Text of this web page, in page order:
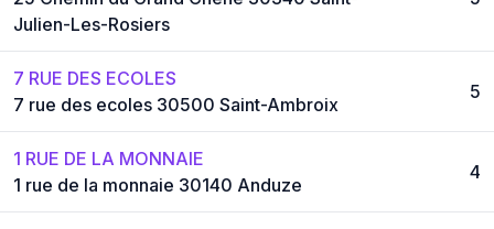
Julien-Les-Rosiers
7 RUE DES ECOLES
7 rue des ecoles 30500 Saint-Ambroix
5
1 RUE DE LA MONNAIE
1 rue de la monnaie 30140 Anduze
4